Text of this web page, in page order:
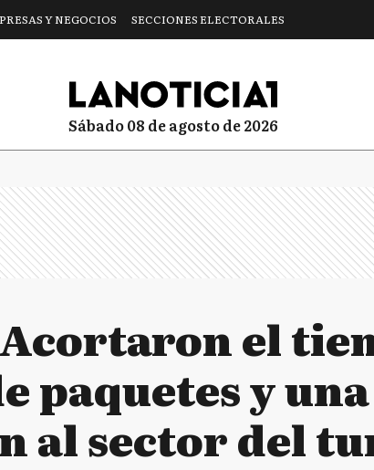
Y NEGOCIOS SECCIONES ELECTORALES
sábado 08 de agosto de 2026
el
paquetes y una
al sector del